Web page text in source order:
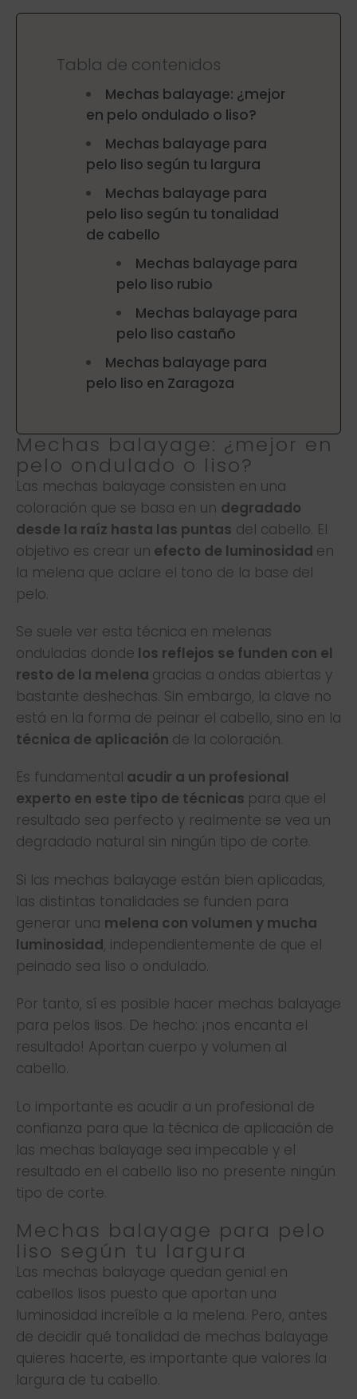
Tabla de contenidos
Mechas balayage: ¿mejor
en pelo ondulado o liso?
Mechas balayage para
pelo liso según tu largura
Mechas balayage para
pelo liso según tu tonalidad
de cabello
Mechas balayage para
pelo liso rubio
Mechas balayage para
pelo liso castaño
Mechas balayage para
pelo liso en Zaragoza
Mechas balayage: ¿mejor en
pelo ondulado o liso?
Las mechas balayage consisten en una
coloración que se basa en un degradado
desde la raíz hasta las puntas del cabello. El
objetivo es crear un efecto de luminosidad en
la melena que aclare el tono de la base del
pelo.
Se suele ver esta técnica en melenas
onduladas donde los reflejos se funden con el
resto de la melena gracias a ondas abiertas y
bastante deshechas. Sin embargo, la clave no
está en la forma de peinar el cabello, sino en la
técnica de aplicación de la coloración.
Es fundamental acudir a un profesional
experto en este tipo de técnicas para que el
resultado sea perfecto y realmente se vea un
degradado natural sin ningún tipo de corte.
Si las mechas balayage están bien aplicadas,
las distintas tonalidades se funden para
generar una melena con volumen y mucha
luminosidad, independientemente de que el
peinado sea liso o ondulado.
Por tanto, sí es posible hacer mechas balayage
para pelos lisos. De hecho: ¡nos encanta el
resultado! Aportan cuerpo y volumen al
cabello.
Lo importante es acudir a un profesional de
confianza para que la técnica de aplicación de
las mechas balayage sea impecable y el
resultado en el cabello liso no presente ningún
tipo de corte.
Mechas balayage para pelo
liso según tu largura
Las mechas balayage quedan genial en
cabellos lisos puesto que aportan una
luminosidad increíble a la melena. Pero, antes
de decidir qué tonalidad de mechas balayage
quieres hacerte, es importante que valores la
largura de tu cabello.